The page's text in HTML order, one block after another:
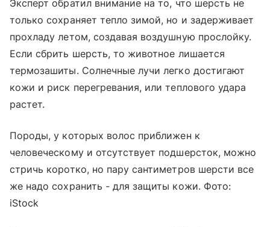
Эксперт обратил внимание на то, что шерсть не
только сохраняет тепло зимой, но и задерживает
прохладу летом, создавая воздушную прослойку.
Если сбрить шерсть, то животное лишается
термозашиты. Солнечные лучи легко достигают
кожи и риск перегревания, или теплового удара
растет.
Породы, у которых волос приближен к
человеческому и отсутствует подшерсток, можно
стричь коротко, но пару сантиметров шерсти все
же надо сохранить - для защиты кожи. Фото:
iStock